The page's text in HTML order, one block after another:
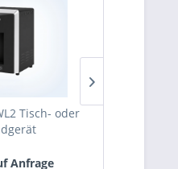
Tisch- oder
Anfrage